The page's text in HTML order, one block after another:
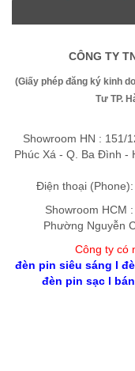
CÔNG TY
(Giấy phép đăng ký kinh
Tư TP.
Showroom HN : 151/
Phúc Xá - Q. Ba Đình -
Điện thoại
Showroom HCM
Phường Nguyễn
Công ty có
đèn pin siêu sáng l
đèn pin sạcl